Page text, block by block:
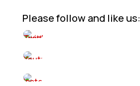
Please follow and like us: